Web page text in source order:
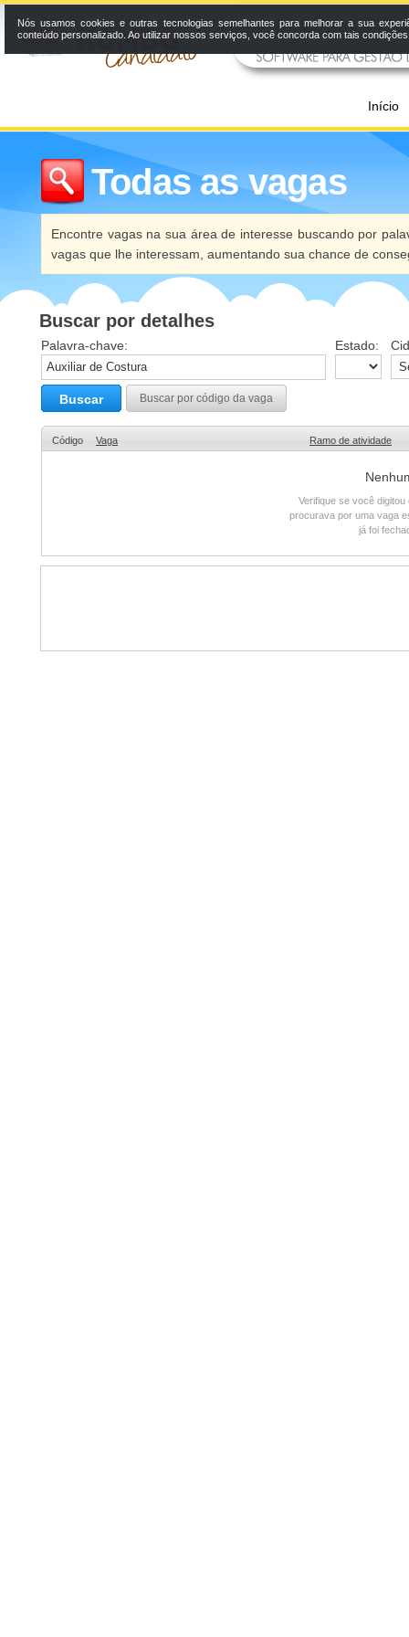
Início
Todas as vagas
Encontre vagas na sua área de interesse buscando por
vagas que lhe interessam, aumentando sua chance de
Buscar por detalhes
Palavra-chave: Estado:
Buscar Buscar por código da vaga
Código Vaga Ramo de atividade
Verifique se você
procurava por uma vaga
já foi
Nós usamos cookies e outras tecnologias semelhantes para melhorar a sua
conteúdo personalizado. Ao utilizar nossos serviços, você concorda com tais